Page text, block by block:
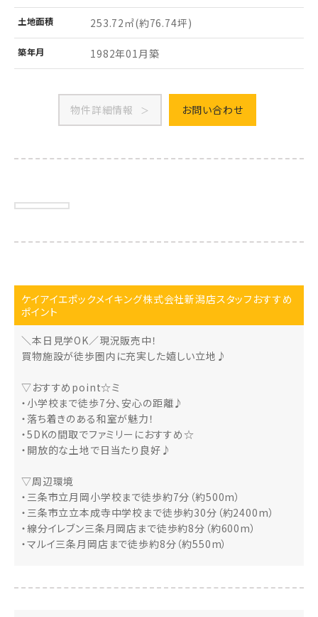
土地面積 253.72㎡(約76.74坪)
築年月 1982年01月築
物件詳細情報 お問い合わせ
ケイアイエポックメイキング株式会社新潟店スタッフおすすめ
ポイント
＼本日見学OK／現況販売中！
買物施設が徒歩圏内に充実した嬉しい立地♪
▽おすすめpoint☆ミ
・小学校まで徒歩7分、安心の距離♪
・落ち着きのある和室が魅力！
・5DKの間取でファミリーにおすすめ☆
・開放的な土地で日当たり良好♪
▽周辺環境
・三条市立月岡小学校まで徒歩約7分（約500m）
・三条市立立本成寺中学校まで徒歩約30分（約2400m）
・線分イレブン三条月岡店まで徒歩約8分（約600m）
・マルイ三条月岡店まで徒歩約8分（約550m）